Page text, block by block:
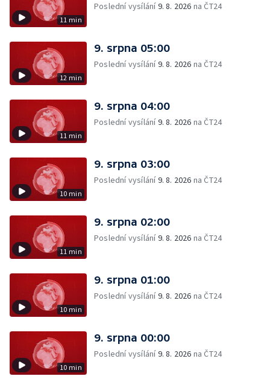
11 min
Poslední vysílání9. 8. 2026 na ČT24
12 min
9. srpna 05:00
Poslední vysílání9. 8. 2026 na ČT24
11 min
9. srpna 04:00
Poslední vysílání9. 8. 2026 na ČT24
10 min
9. srpna 03:00
Poslední vysílání9. 8. 2026 na ČT24
11 min
9. srpna 02:00
Poslední vysílání9. 8. 2026 na ČT24
10 min
9. srpna 01:00
Poslední vysílání9. 8. 2026 na ČT24
10 min
9. srpna 00:00
Poslední vysílání9. 8. 2026 na ČT24